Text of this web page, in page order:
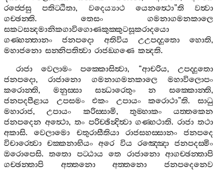
රජ‍්ජෙසු
පතිට‍්ඨිතා, වදෙය්‍යාථ යෙනත්‍ථො”ති
වත්‍වා
ගච‍්ඡන‍්ති. තෙසං
ගමනාගමනකාලෙ
සකටසන්‍දමානිකගාවිගොණකුක‍්කුටසූකරාදයො
ගණ‍්හන‍්තානං
ජනපදො අතිවිය උඋපද‍්දුතො හොති,
මහාජනො සන‍්නිපතිත්‍වා රාජඞ‍්ගණෙ කන්‍දති.
රාජා
වෙලාමං පක‍්කොසිත්‍වා, “ආචරිය, උපද‍්දුතො
ජනපදො,රාජානො ගමනාගමනකාලෙ
මහාවිලොපං
කරොන‍්ති, මනුස‍්සා සන්‍ධාරෙතුං න සක‍්කොන‍්ති,
ජනපදපීළාය
උපසමං එකං උපායං කරොථා”ති.සාධු
මහාරාජ,උපායං කරිස‍්සාමි, තුම‍්හාකං
යත‍්තකෙන
ජනපදෙන අත්‍ථො, තං පරිච‍්ඡින්‍දිත්‍වා ගණ‍්හථාති.රාජා තථා
අකාසි.වෙලාමො චතුරාසීතියා රාජසහස‍්සානං
ජනපදෙ
විචාරෙත්‍වා චක‍්කනාභියං අරෙ විය රඤ‍්ඤො
ජනපදස‍්මිං
ඔරොපෙසි.තතො පට‍්ඨාය තෙ රාජානො
ආගච‍්ඡන‍්තාපි
ගච‍්ඡන‍්තාපි
අත‍්තනො අත‍්තනො
ජනපදෙනෙව